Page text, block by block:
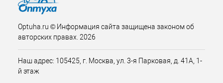
Optuha.ru © Информация сайта защищена законом об
авторских правах. 2026
Наш адрес: 105425, г. Москва, ул. 3-я Парковая, д. 41А, 1-
й этаж